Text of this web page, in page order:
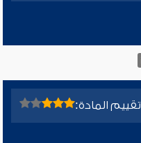
تقييم المادة: